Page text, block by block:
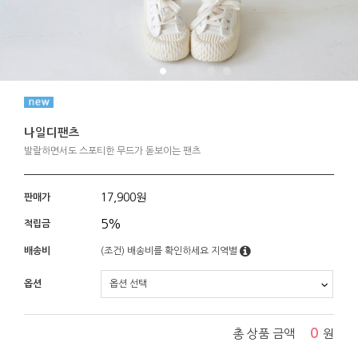
나일디팬츠
발랄하면서도 스포티한 무드가 돋보이는 팬츠
판매가 17,900원
적립금 5%
배송비 (조건) 배송비를 확인하세요 지역별
옵션
총 상품 금액 0 원